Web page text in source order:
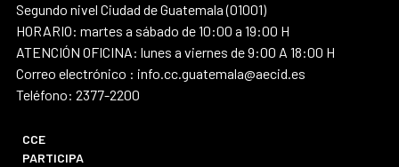
Segundo nivel Ciudad de Guatemala (01001)
HORARIO: martes a sábado de 10:00 a 19:00 H
ATENCIÓN OFICINA: lunes a viernes de 9:00 A 18:00 H
Correo electrónico : info.cc.guatemala@aecid.es
Teléfono: 2377-2200
CCE
PARTICIPA